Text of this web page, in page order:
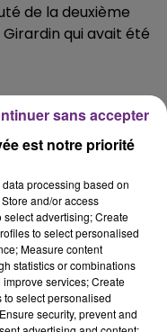
de la deuxième
qui avait été
d’une
une plainte a donc
à la violence ou à
19, 2022
est notre priorité
processing based on
and/or access
advertising; Create
to select personalised
Measure content
statistics or combinations
services; Create
select personalised
security, prevent and
sans accepter